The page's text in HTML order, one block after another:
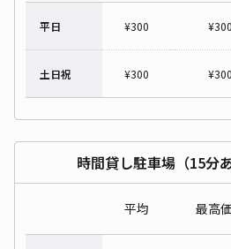
平日 ¥300 ¥300
土日祝 ¥300 ¥300
時間貸し駐車場（15分
平均 最高